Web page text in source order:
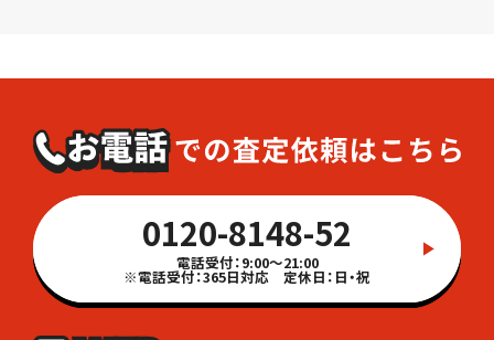
0120-8148-52
電話受付：9:00～21:00
※電話受付：365日対応 定休日：日・祝